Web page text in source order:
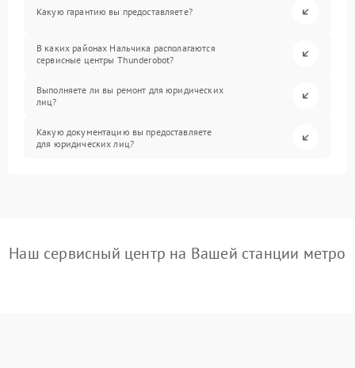
Какую гарантию вы предоставляете?
В каких районах Нальчика располагаются
сервисные центры Thunderobot?
Выполняете ли вы ремонт для юридических
лиц?
Какую документацию вы предоставляете
для юридических лиц?
Наш сервисный центр на Вашей станции метро